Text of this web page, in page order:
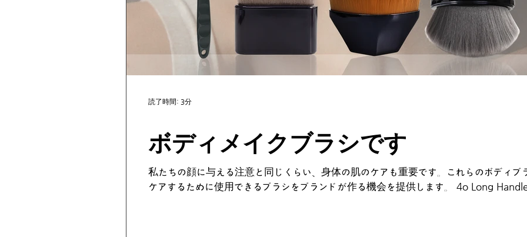
ボディメイクブラシです
私たちの顔に与える注意と同じくらい、身体の肌のケアも重要です。これらのボディ
ケアするために使用できるブラシをブランドが作る機会を提供します。 4o Long
読了時間: 3分